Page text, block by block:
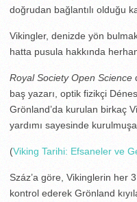
doğrudan bağlantılı olduğu
Vikingler, denizde yön
hatta pusula hakkında
Royal Society Open Science
baş yazarı, optik fizikçi
Grönland’da kurulan birkaç
yardımı sayesinde
(Viking Tarihi: Efsaneler ve
Száz’a göre, Vikinglerin her
kontrol ederek Grönland